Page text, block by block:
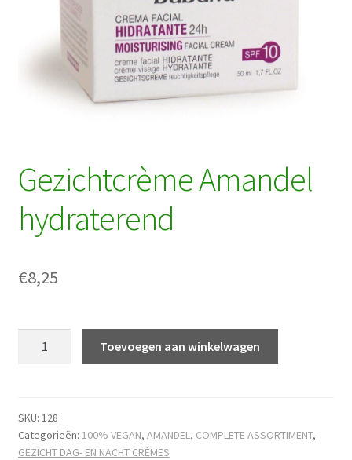
Mijn account
Gezichtcrème Amandel
hydraterend
€8,25
Toevoegen aan winkelwagen
SKU: 128
Categorieën: 100% VEGAN, AMANDEL, COMPLETE ASSORTIMENT,
GEZICHT DAG- EN NACHT CRÈMES